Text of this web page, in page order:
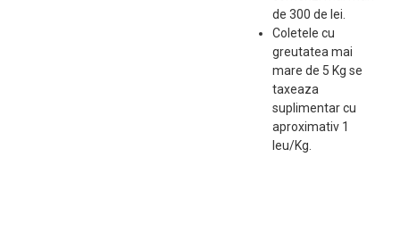
bipolara este o terapie
faciala cu rezultate
excelente, pentru
persoanele care doresc
sa scape de riduri, de
pielea “lasata” sau de
barbia dubla si de tesutul
de 300 de lei.
Coletele cu
greutatea mai
mare de 5 Kg se
taxeaza
suplimentar cu
aproximativ 1
leu/Kg.